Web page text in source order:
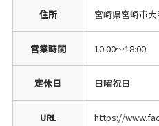
住所 宮崎県宮崎市
営業時間 10:00～18:00
定休日 日曜祝日
URL https://